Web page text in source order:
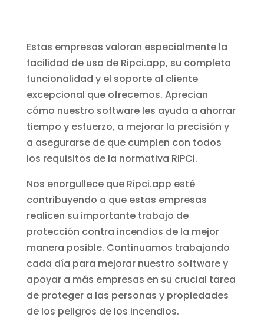
Estas empresas valoran especialmente la
facilidad de uso de Ripci.app, su completa
funcionalidad y el soporte al cliente
excepcional que ofrecemos. Aprecian
cómo nuestro software les ayuda a ahorrar
tiempo y esfuerzo, a mejorar la precisión y
a asegurarse de que cumplen con todos
los requisitos de la normativa RIPCI.
Nos enorgullece que Ripci.app esté
contribuyendo a que estas empresas
realicen su importante trabajo de
protección contra incendios de la mejor
manera posible. Continuamos trabajando
cada día para mejorar nuestro software y
apoyar a más empresas en su crucial tarea
de proteger a las personas y propiedades
de los peligros de los incendios.